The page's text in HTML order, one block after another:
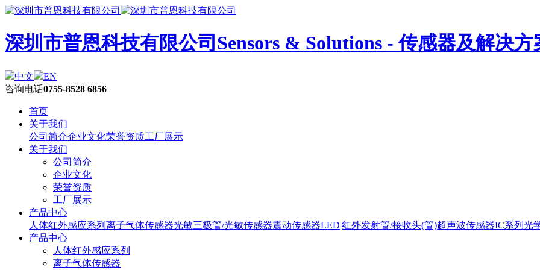
深圳市普恩科技有限公司 Sensors & Solutions - 传感器及解决方
中文
EN
咨询电话0755-8528 6856
首页
关于我们
公司简介企业文化荣誉资质工厂展示
关于我们
公司简介
企业文化
荣誉资质
工厂展示
产品中心
人体红外感应系列 离子气体传感器光敏三极管/光敏传感器震动传感器LED|红外发射管/接收头(管)超声波传感器IC系列 光
产品中心
人体红外感应系列
离子气体传感器